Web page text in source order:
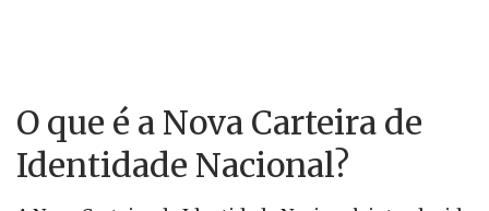
O que é a Nova Carteira de
Identidade Nacional?